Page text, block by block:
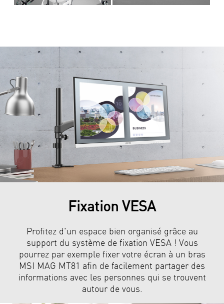
Fixation VESA
Profitez d'un espace bien organisé grâce au
support du système de fixation VESA ! Vous
pourrez par exemple fixer votre écran à un bras
MSI MAG MT81 afin de facilement partager des
informations avec les personnes qui se trouvent
autour de vous.